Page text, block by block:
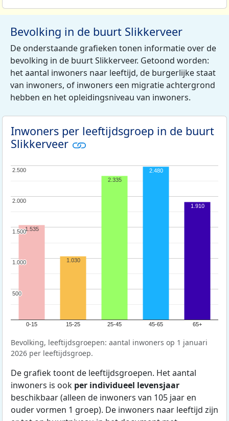
Bevolking in de buurt Slikkerveer
De onderstaande grafieken tonen informatie over de
bevolking in de buurt Slikkerveer. Getoond worden:
het aantal inwoners naar leeftijd, de burgerlijke staat
van inwoners, of inwoners een migratie achtergrond
hebben en het opleidingsniveau van inwoners.
Inwoners per leeftijdsgroep in de buurt
Slikkerveer
0-15 15-25 25-45 45-65 65+
500
500
1.000
1.000
1.500
1.500
2.000
2.000
2.500
2.500
1.535
1.030
2.335
2.480
1.910
Bevolking, leeftijdsgroepen: aantal inwoners op 1 januari
2026 per leeftijdsgroep.
De grafiek toont de leeftijdsgroepen. Het aantal
inwoners is ook per individueel levensjaar
beschikbaar (alleen de inwoners van 105 jaar en
ouder vormen 1 groep). De inwoners naar leeftijd zijn